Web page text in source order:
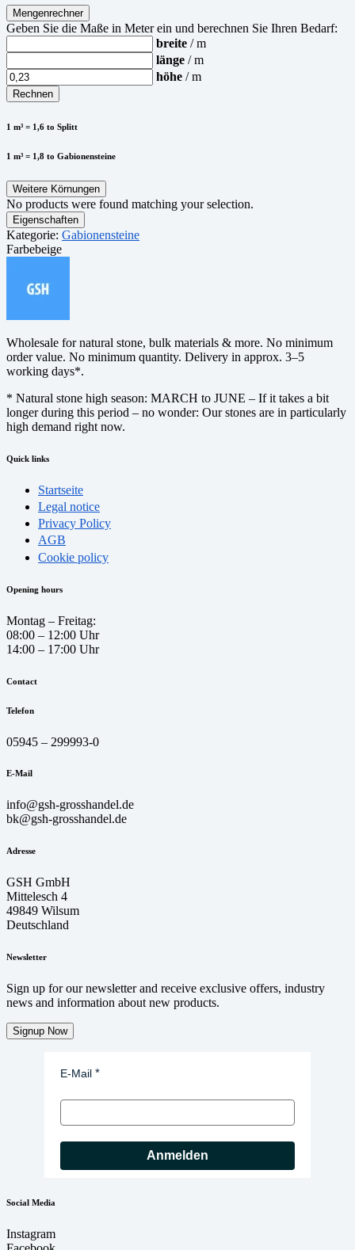
Mengenrechner
Geben Sie die Maße in Meter ein und berechnen Sie Ihren Bedarf:
breite / m
länge / m
höhe / m
Rechnen
1 m³ = 1,6 to Splitt
1 m³ = 1,8 to Gabionensteine
Weitere Körnungen
No products were found matching your selection.
Eigenschaften
Kategorie: Gabionensteine
Farbebeige
Wholesale for natural stone, bulk materials & more. No minimum
order value. No minimum quantity. Delivery in approx. 3–5
working days*.
* Natural stone high season: MARCH to JUNE – If it takes a bit
longer during this period – no wonder: Our stones are in particularly
high demand right now.
Quick links
Startseite
Legal notice
Privacy Policy
AGB
Cookie policy
Opening hours
Montag – Freitag:
08:00 – 12:00 Uhr
14:00 – 17:00 Uhr
Contact
Telefon
05945 – 299993-0
E-Mail
info@gsh-grosshandel.de
bk@gsh-grosshandel.de
Adresse
GSH GmbH
Mittelesch 4
49849 Wilsum
Deutschland
Newsletter
Sign up for our newsletter and receive exclusive offers, industry
news and information about new products.
Signup Now
E-Mail
Anmelden
Social Media
Instagram